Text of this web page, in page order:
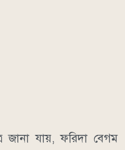
জানা যায়, ফরিদা বেগম